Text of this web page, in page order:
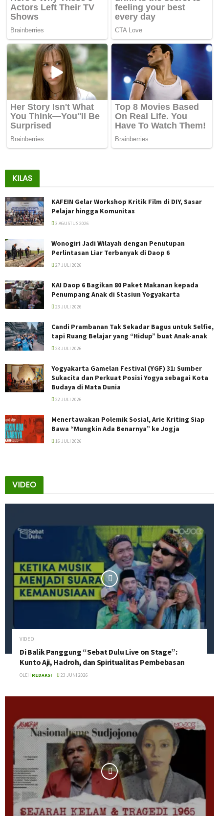
KILAS
KAFEIN Gelar Workshop Kritik Film di DIY, Sasar
Pelajar hingga Komunitas
3 AGUSTUS 2026
Wonogiri Jadi Wilayah dengan Penutupan
Perlintasan Liar Terbanyak di Daop 6
27 JULI 2026
KAI Daop 6 Bagikan 80 Paket Makanan kepada
Penumpang Anak di Stasiun Yogyakarta
23 JULI 2026
Candi Prambanan Tak Sekadar Bagus untuk Selfie,
tapi Ruang Belajar yang “Hidup” buat Anak-anak
23 JULI 2026
Yogyakarta Gamelan Festival (YGF) 31: Sumber
Sukacita dan Perkuat Posisi Yogya sebagai Kota
Budaya di Mata Dunia
22 JULI 2026
Menertawakan Polemik Sosial, Arie Kriting Siap
Bawa “Mungkin Ada Benarnya” ke Jogja
16 JULI 2026
VIDEO
VIDEO
Di Balik Panggung “Sebat Dulu Live on Stage”:
Kunto Aji, Hadroh, dan Spiritualitas Pembebasan
OLEH REDAKSI 23 JUNI 2026